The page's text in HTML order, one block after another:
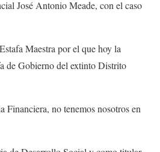
José Antonio Meade, con el caso
Maestra por el que hoy la
de Gobierno del extinto Distrito
Financiera, no tenemos nosotros en